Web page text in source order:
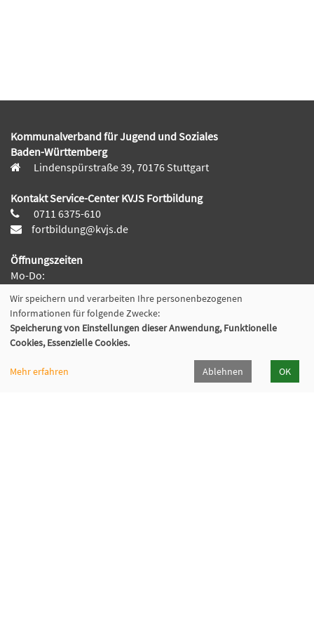
Kommunalverband für Jugend und Soziales
Baden-Württemberg
Lindenspürstraße 39, 70176 Stuttgart
Kontakt Service-Center KVJS Fortbildung
0711 6375-610
fortbildung@kvjs.de
Öffnungszeiten
Mo-Do:
13:00 – 15:30 Uhr
Fr:
9:30 – 12:00 Uhr
(in den Ferien ggf. abweichende Servicezeiten)
Wir speichern und verarbeiten Ihre personenbezogenen
Informationen für folgende Zwecke:
Speicherung von Einstellungen dieser Anwendung, Funktionelle
Cookies, Essenzielle Cookies.
Mehr erfahren Ablehnen OK